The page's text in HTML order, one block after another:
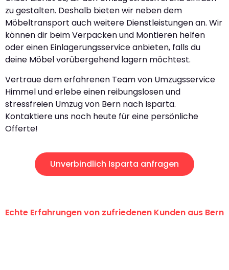
zu gestalten. Deshalb bieten wir neben dem
Möbeltransport auch weitere Dienstleistungen an. Wir
können dir beim Verpacken und Montieren helfen
oder einen Einlagerungsservice anbieten, falls du
deine Möbel vorübergehend lagern möchtest.
Vertraue dem erfahrenen Team von Umzugsservice
Himmel und erlebe einen reibungslosen und
stressfreien Umzug von Bern nach Isparta.
Kontaktiere uns noch heute für eine persönliche
Offerte!
Unverbindlich Isparta anfragen
Echte Erfahrungen von zufriedenen Kunden aus Bern